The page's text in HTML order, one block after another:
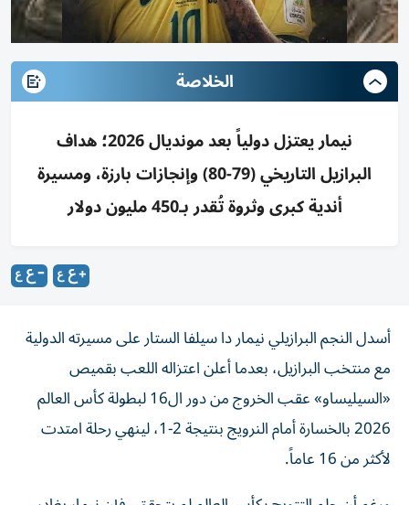
الخلاصة
نيمار يعتزل دولياً بعد مونديال 2026؛ هداف
البرازيل التاريخي (79-80) وإنجازات بارزة، ومسيرة
أندية كبرى وثروة تُقدر بـ450 مليون دولار
أسدل النجم البرازيلي نيمار دا سيلفا الستار على مسيرته الدولية
مع منتخب البرازيل، بعدما أعلن اعتزاله اللعب بقميص
«السيليساو» عقب الخروج من دور ال16 لبطولة كأس العالم
2026 بالخسارة أمام النرويج بنتيجة 2-1، لينهي رحلة امتدت
لأكثر من 16 عاماً.